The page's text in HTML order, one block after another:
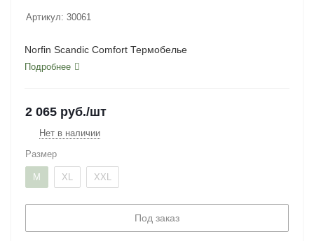
Артикул: 30061
Norfin Scandic Comfort Термобелье
Подробнее
2 065 руб./шт
Нет в наличии
Размер
M XL XXL
Под заказ